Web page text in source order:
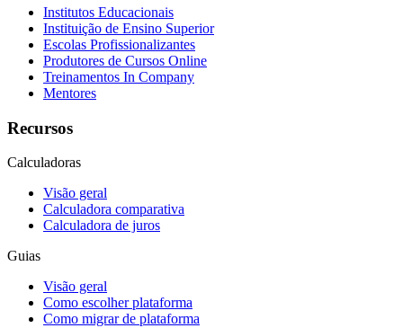
Institutos Educacionais
Instituição de Ensino Superior
Escolas Profissionalizantes
Produtores de Cursos Online
Treinamentos In Company
Mentores
Recursos
Calculadoras
Visão geral
Calculadora comparativa
Calculadora de juros
Guias
Visão geral
Como escolher plataforma
Como migrar de plataforma